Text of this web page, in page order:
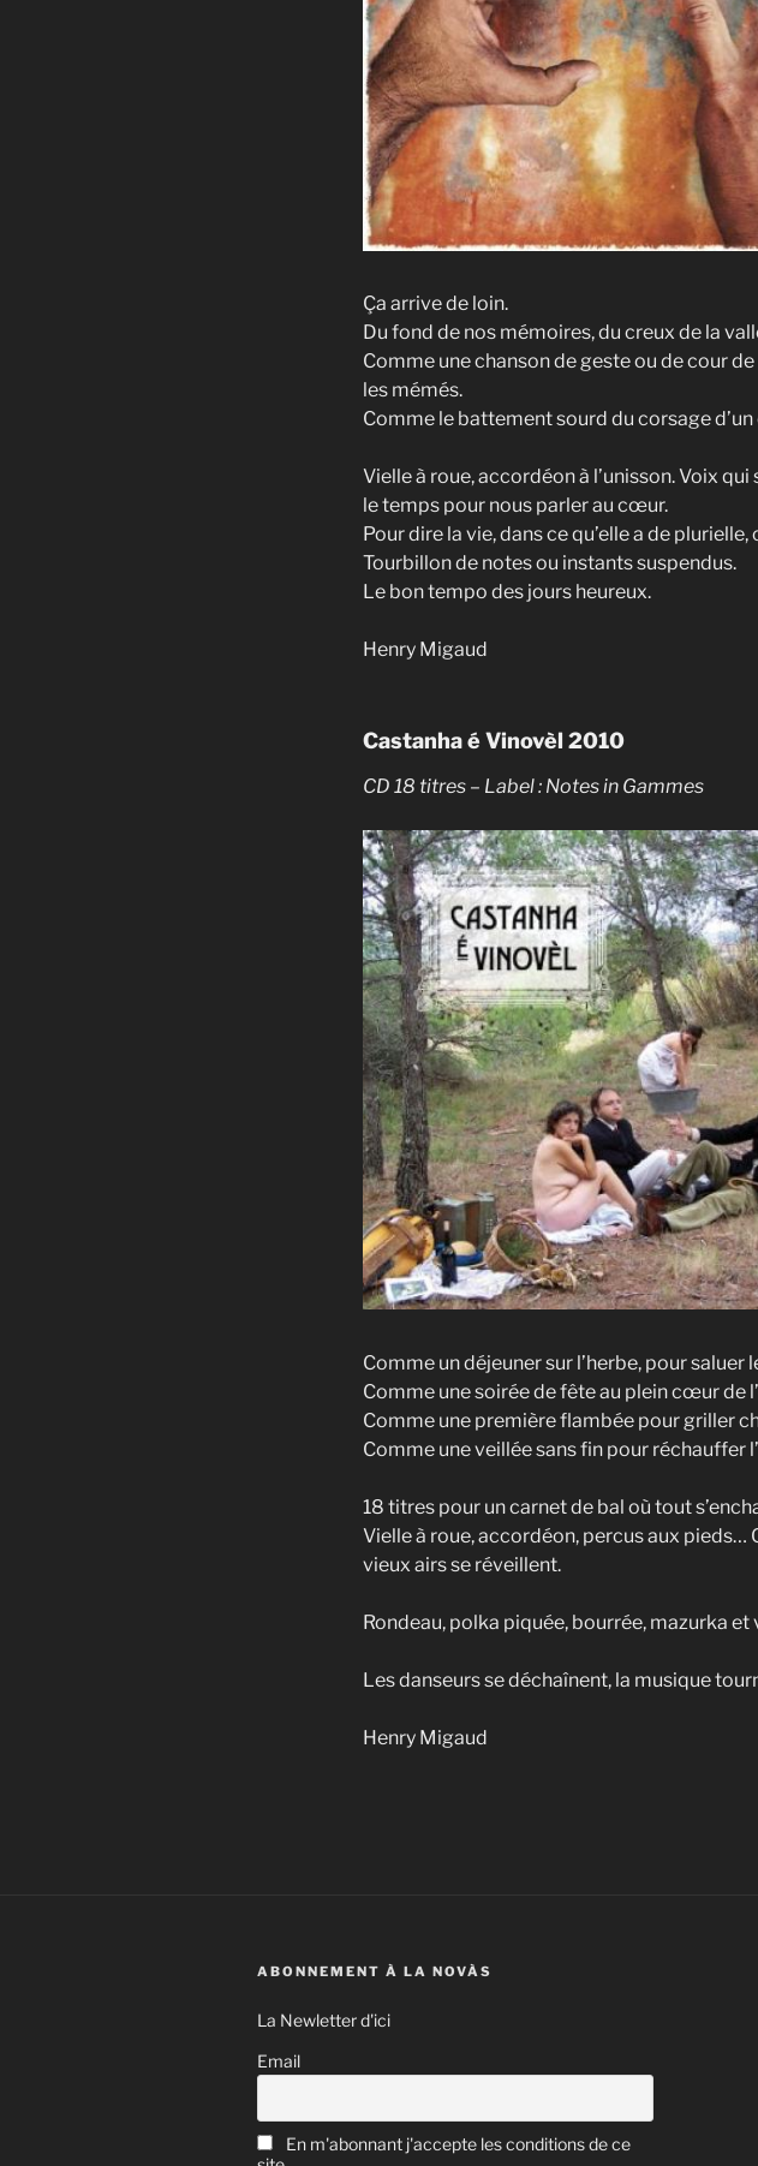
Ça arrive de loin.
Du fond de nos mémoires, du creux de la
Comme une chanson de geste ou de cour
les mémés.
Comme le battement sourd du corsage
Vielle à roue, accordéon à l’unisson. Voix
le temps pour nous parler au cœur.
Pour dire la vie, dans ce qu’elle a de plurielle,
Tourbillon de notes ou instants suspendus.
Le bon tempo des jours heureux.
Henry Migaud
Castanha é Vinovèl 2010
CD 18 titres – Label : Notes in Gammes
Comme un déjeuner sur l’herbe, pour saluer
Comme une soirée de fête au plein cœur de
Comme une première flambée pour griller
Comme une veillée sans fin pour réchauffer
18 titres pour un carnet de bal où tout
Vielle à roue, accordéon, percus aux pieds…
vieux airs se réveillent.
Rondeau, polka piquée, bourrée, mazurka
Les danseurs se déchaînent, la musique
Henry Migaud
ABONNEMENT À LA NOVÀS
La Newletter d'ici
Email
En m'abonnant j'accepte les conditions de ce